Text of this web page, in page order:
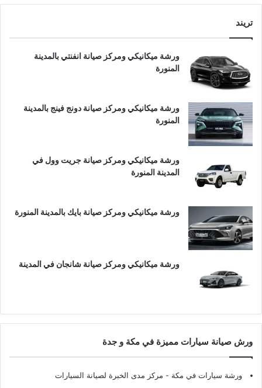
تريند
ورشة ميكانيكي ومركز صيانة انفنتي بالمدينة
المنورة
ورشة ميكانيكي ومركز صيانة دونج فينج بالمدينة
المنورة
ورشة ميكانيكي ومركز صيانة جريت وول في
المدينة المنورة
ورشة ميكانيكي ومركز صيانة بايك بالمدينة المنورة
ورشة ميكانيكي ومركز صيانة شانجان في المدينة
ورش صيانة سيارات مميزة في مكة و جدة
ورشة سيارات في مكة - مركز مدى الخبرة لصيانة السيارات